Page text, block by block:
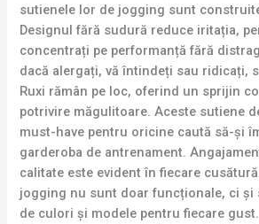
sutienele lor de jogging sunt
Designul fără sudură reduce iritația,
concentrați pe performanță fără
dacă alergați, vă întindeți sau ridicați,
Ruxi rămân pe loc, oferind un sprijin
potrivire măgulitoare. Aceste sutiene
must-have pentru oricine caută să-și
garderoba de antrenament.
calitate este evident în fiecare
jogging nu sunt doar funcționale, ci și
de culori și modele pentru fiecare